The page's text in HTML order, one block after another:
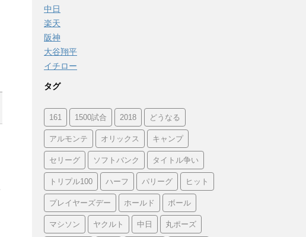
中日
楽天
阪神
大谷翔平
イチロー
タグ
161 1500試合 2018 どうなる
アルモンテ オリックス キャンプ
セリーグ ソフトバンク タイトル争い
トリプル100 ハーフ パリーグ ヒット
プレイヤーズデー ホールド ボール
マシソン ヤクルト 中日 丸ポーズ